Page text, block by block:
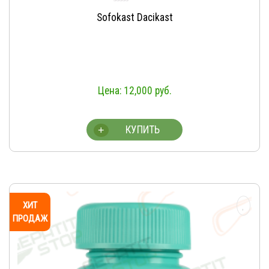
Sofokast Dacikast
12,000 руб.
КУПИТЬ
+
ХИТ
ПРОДАЖ